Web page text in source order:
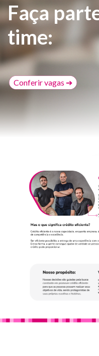
Faça
time:
Conferir vagas ➔